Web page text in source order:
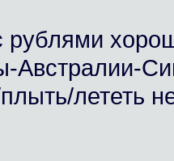
Австралии-
плыть/лететь